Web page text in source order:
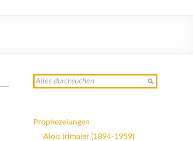
Prophezeiungen
Alois Irlmaier (1894-1959)